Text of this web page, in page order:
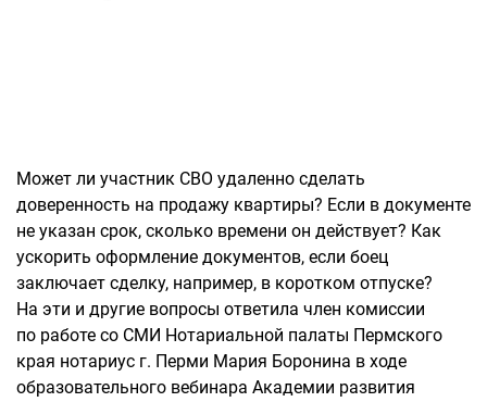
Может ли участник СВО удаленно сделать
доверенность на продажу квартиры? Если в документе
не указан срок, сколько времени он действует? Как
ускорить оформление документов, если боец
заключает сделку, например, в коротком отпуске?
На эти и другие вопросы ответила член комиссии
по работе со СМИ Нотариальной палаты Пермского
края нотариус г. Перми Мария Боронина в ходе
образовательного вебинара Академии развития